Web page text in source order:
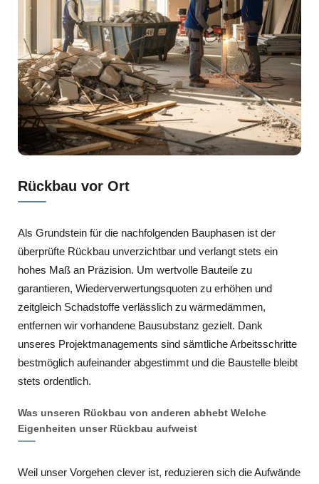
Rückbau vor Ort
Als Grundstein für die nachfolgenden Bauphasen ist der
überprüfte Rückbau unverzichtbar und verlangt stets ein
hohes Maß an Präzision. Um wertvolle Bauteile zu
garantieren, Wiederverwertungsquoten zu erhöhen und
zeitgleich Schadstoffe verlässlich zu wärmedämmen,
entfernen wir vorhandene Bausubstanz gezielt. Dank
unseres Projektmanagements sind sämtliche Arbeitsschritte
bestmöglich aufeinander abgestimmt und die Baustelle bleibt
stets ordentlich.
Was unseren Rückbau von anderen abhebt Welche
Eigenheiten unser Rückbau aufweist
Weil unser Vorgehen clever ist, reduzieren sich die Aufwände